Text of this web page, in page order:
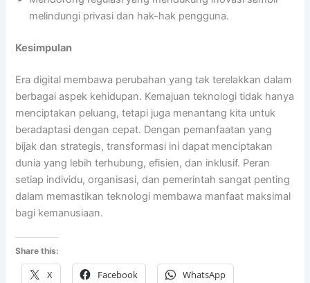
melindungi privasi dan hak-hak pengguna.
Kesimpulan
Era digital membawa perubahan yang tak terelakkan dalam
berbagai aspek kehidupan. Kemajuan teknologi tidak hanya
menciptakan peluang, tetapi juga menantang kita untuk
beradaptasi dengan cepat. Dengan pemanfaatan yang
bijak dan strategis, transformasi ini dapat menciptakan
dunia yang lebih terhubung, efisien, dan inklusif. Peran
setiap individu, organisasi, dan pemerintah sangat penting
dalam memastikan teknologi membawa manfaat maksimal
bagi kemanusiaan.
Share this:
X Facebook WhatsApp